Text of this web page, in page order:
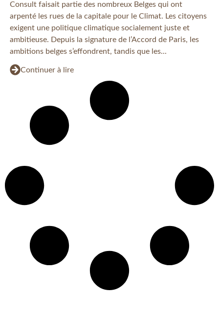
Consult faisait partie des nombreux Belges qui ont
arpenté les rues de la capitale pour le Climat. Les citoyens
exigent une politique climatique socialement juste et
ambitieuse. Depuis la signature de l’Accord de Paris, les
ambitions belges s’effondrent, tandis que les...
Continuer à lire